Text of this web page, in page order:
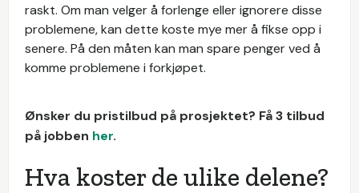
raskt. Om man velger å forlenge eller ignorere disse
problemene, kan dette koste mye mer å fikse opp i
senere. På den måten kan man spare penger ved å
komme problemene i forkjøpet.
Ønsker du pristilbud på prosjektet? Få 3 tilbud
på jobben her.
Hva koster de ulike delene?